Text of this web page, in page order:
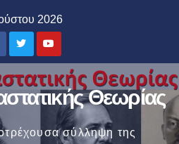
2026
Θεωρίας
σύλληψη της